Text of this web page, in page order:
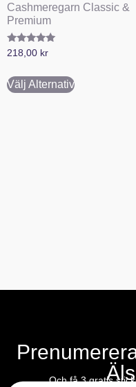
Cashmeregarn Classic &
Premium
Betygsatt
218,00 kr
Välj Alternativ
Och få 3 gratis